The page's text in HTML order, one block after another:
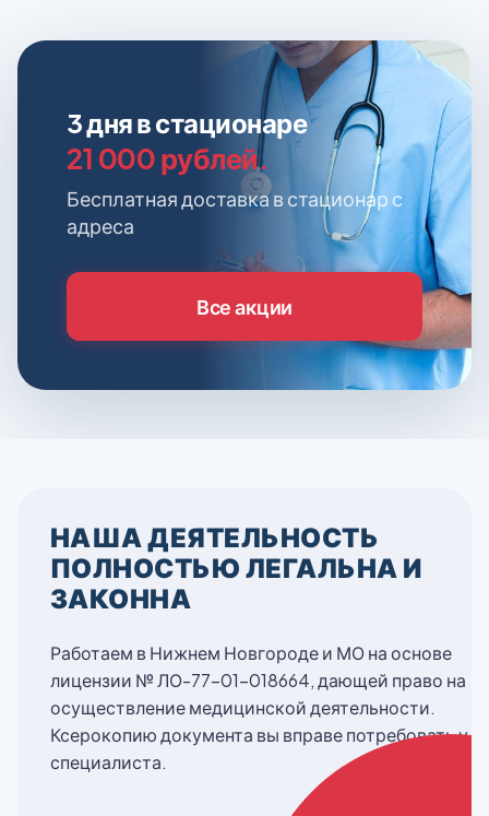
3 дня в стационаре
21 000 рублей.
Бесплатная доставка в стационар с
адреса
Все акции
НАША ДЕЯТЕЛЬНОСТЬ
ПОЛНОСТЬЮ ЛЕГАЛЬНА И
ЗАКОННА
Работаем в Нижнем Новгороде и МО на основе
лицензии № ЛО-77-01-018664, дающей право на
осуществление медицинской деятельности.
Ксерокопию документа вы вправе потребовать у
специалиста.